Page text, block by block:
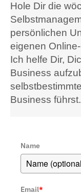
Hole Dir die
persönlichen
eigenen
Ich helfe Dir,
Business
Business führst.
Name
Email*